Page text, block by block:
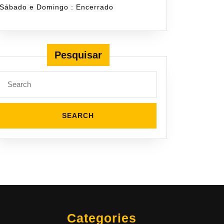
Sábado e Domingo : Encerrado
Pesquisar
Categories